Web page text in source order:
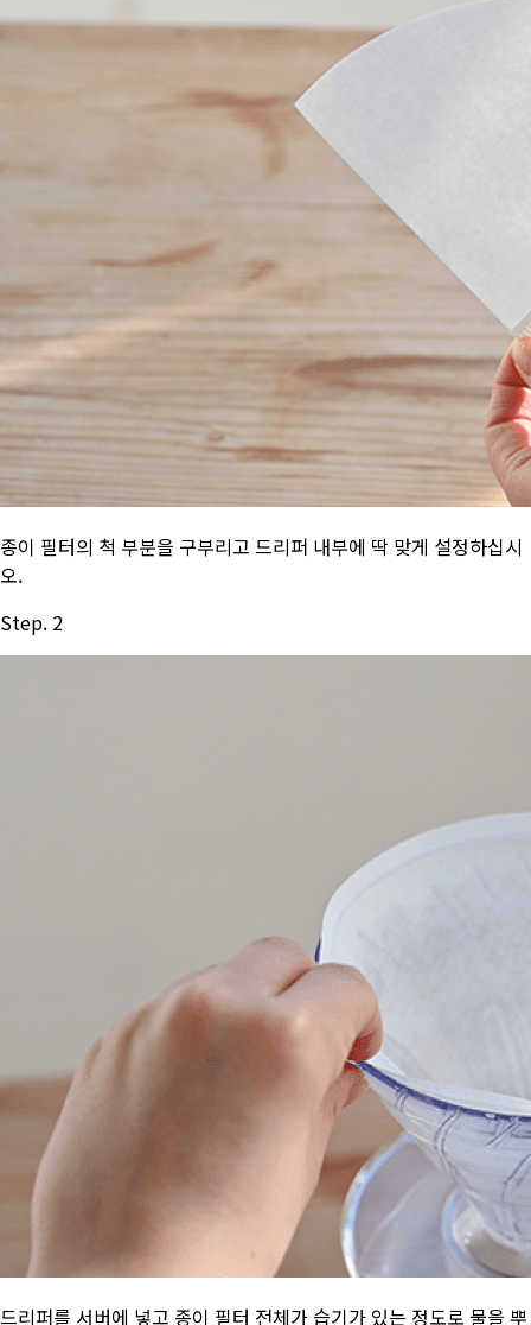
종이 필터의 척 부분을 구부리고 드리퍼 내부에 딱 맞게 설정하십시
오.
Step. 2
드리퍼를 서버에 넣고 종이 필터 전체가 습기가 있는 정도로 물을 뿌